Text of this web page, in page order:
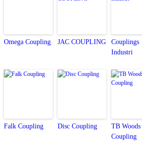
Omega Coupling JAC COUPLING
Couplings
Industri
Falk Coupling Disc Coupling
TB Woods
Coupling